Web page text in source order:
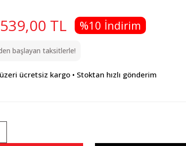
539,00 TL %10 İndirim
başlayan taksitlerle!
ücretsiz kargo • Stoktan hızlı gönderim